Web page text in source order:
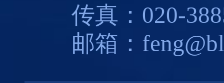
传真：020-
邮箱：